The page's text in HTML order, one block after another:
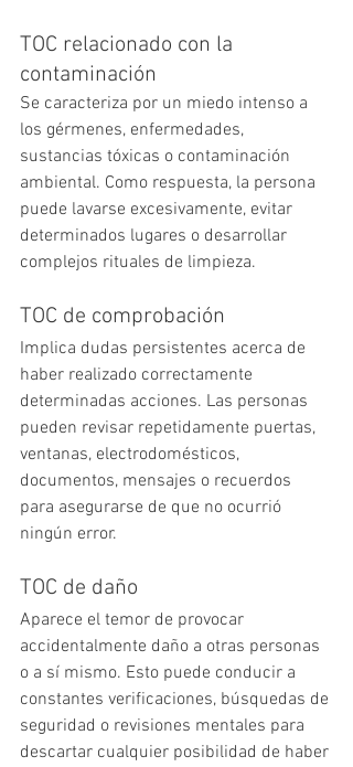
TOC relacionado con la
contaminación
Se caracteriza por un miedo intenso a
los gérmenes, enfermedades,
sustancias tóxicas o contaminación
ambiental. Como respuesta, la persona
puede lavarse excesivamente, evitar
determinados lugares o desarrollar
complejos rituales de limpieza.
TOC de comprobación
Implica dudas persistentes acerca de
haber realizado correctamente
determinadas acciones. Las personas
pueden revisar repetidamente puertas,
ventanas, electrodomésticos,
documentos, mensajes o recuerdos
para asegurarse de que no ocurrió
ningún error.
TOC de daño
Aparece el temor de provocar
accidentalmente daño a otras personas
o a sí mismo. Esto puede conducir a
constantes verificaciones, búsquedas de
seguridad o revisiones mentales para
descartar cualquier posibilidad de haber